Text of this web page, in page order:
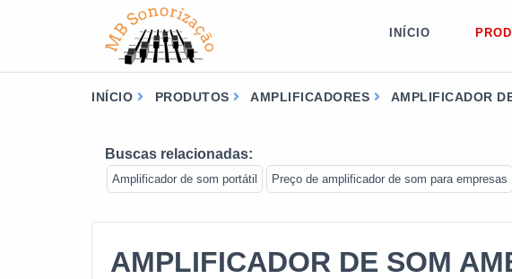
INÍCIO
INÍCIO PRODUTOS AMPLIFICADORES AMPLIFICADOR
Buscas relacionadas:
Amplificador de som portátil Preço de amplificador de som para empresas
AMPLIFICADOR DE SOM